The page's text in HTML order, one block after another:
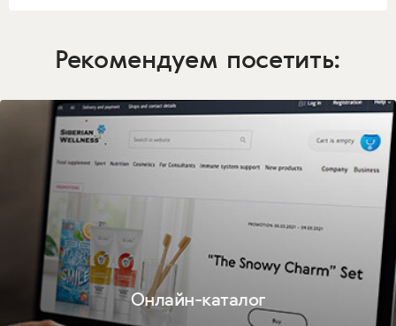
Рекомендуем посетить:
Онлайн-каталог